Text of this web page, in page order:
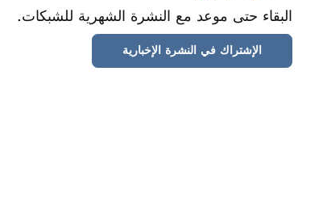
البقاء حتى موعد مع النشرة الشهرية للشبكات.
الإشتراك في النشرة الإخبارية